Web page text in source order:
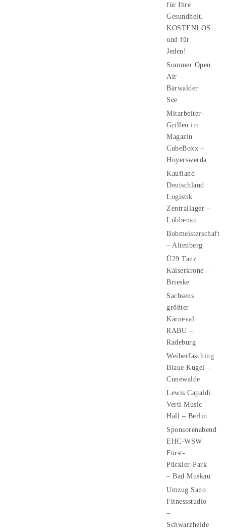
für Ihre
Gesundheit.
KOSTENLOS
und für
Jeden!
Sommer Open
Air –
Bärwalder
See
Mitarbeiter-
Grillen im
Magazin
CubeBoxx –
Hoyerswerda
Kaufland
Deutschland
Logistik
Zentrallager –
Lübbenau
Bobmeisterschaft
– Altenberg
Ü29 Tanz
Kaiserkrone –
Brieske
Sachsens
größter
Karneval
RABU –
Radeburg
Weiberfasching
Blaue Kugel –
Cunewalde
Lewis Capaldi
Verti Music
Hall – Berlin
Sponsorenabend
EHC-WSW
Fürst-
Pückler-Park
– Bad Muskau
Umzug Sano
Fitnessstudio
–
Schwarzheide